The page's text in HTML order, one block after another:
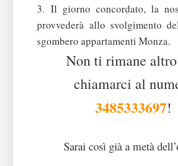
3. Il giorno concordato, la
provvederà allo svolgimento
sgombero appartamenti Monza.
Non ti rimane
chiamarci al
3485333697!
Sarai così già a metà